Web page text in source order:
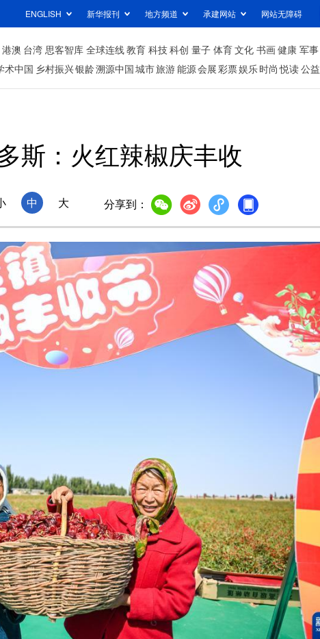
ENGLISH 新华报刊 地方频道 承建网站 网站无障碍
港澳 台湾 思客智库 全球连线教育 科技科创 量子 体育文化 书画健康 军事
术中国 乡村振兴银龄溯源中国城市旅游能源会展彩票娱乐时尚 悦读公益
斯：火红辣椒庆丰收
中 大 分享到：